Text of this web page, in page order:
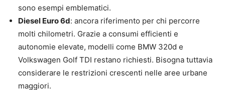
sono esempi emblematici.
Diesel Euro 6d: ancora riferimento per chi percorre
molti chilometri. Grazie a consumi efficienti e
autonomie elevate, modelli come BMW 320d e
Volkswagen Golf TDI restano richiesti. Bisogna tuttavia
considerare le restrizioni crescenti nelle aree urbane
maggiori.